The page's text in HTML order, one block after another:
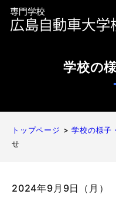
学校の
トップページ >学校の様子
せ
2024年9月9日（月）